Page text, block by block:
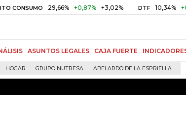
29,66% +0,87% +3,02% DTF 10,34% +0,10%
ASUNTOS LEGALES CAJA FUERTE
HOGAR GRUPO NUTRESA ABELARDO DE LA ESPRIELLA